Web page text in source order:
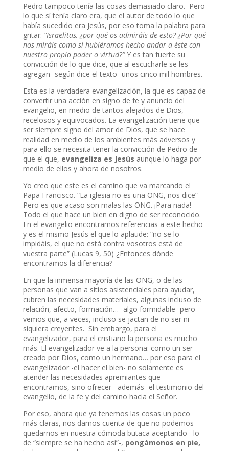
Pedro tampoco tenía las cosas demasiado claro. Pero
lo que sí tenía claro era, que el autor de todo lo que
había sucedido era Jesús, por eso toma la palabra para
gritar: “Israelitas, ¿por qué os admiráis de esto? ¿Por qué
nos miráis como si hubiéramos hecho andar a éste con
nuestro propio poder o virtud?”Y es tan fuerte su
convicción de lo que dice, que al escucharle se les
agregan -según dice el texto- unos cinco mil hombres.
Esta es la verdadera evangelización, la que es capaz de
convertir una acción en signo de fe y anuncio del
evangelio, en medio de tantos alejados de Dios,
recelosos y equivocados. La evangelización tiene que
ser siempre signo del amor de Dios, que se hace
realidad en medio de los ambientes más adversos y
para ello se necesita tener la convicción de Pedro de
que el que, evangeliza es Jesús aunque lo haga por
medio de ellos y ahora de nosotros.
Yo creo que este es el camino que va marcando el
Papa Francisco. “La iglesia no es una ONG, nos dice”
Pero es que acaso son malas las ONG. ¡Para nada!
Todo el que hace un bien en digno de ser reconocido.
En el evangelio encontramos referencias a este hecho
y es el mismo Jesús el que lo aplaude: “no se lo
impidáis, el que no está contra vosotros está de
vuestra parte” (Lucas 9, 50) ¿Entonces dónde
encontramos la diferencia?
En que la inmensa mayoría de las ONG, o de las
personas que van a sitios asistenciales para ayudar,
cubren las necesidades materiales, algunas incluso de
relación, afecto, formación… -algo formidable- pero
vemos que, a veces, incluso se jactan de no ser ni
siquiera creyentes. Sin embargo, para el
evangelizador, para el cristiano la persona es mucho
más. El evangelizador ve a la persona: como un ser
creado por Dios, como un hermano… por eso para el
evangelizador -el hacer el bien- no solamente es
atender las necesidades apremiantes que
encontramos, sino ofrecer –además- el testimonio del
evangelio, de la fe y del camino hacia el Señor.
Por eso, ahora que ya tenemos las cosas un poco
más claras, nos damos cuenta de que no podemos
quedarnos en nuestra cómoda butaca aceptando –lo
de “siempre se ha hecho así”-, pongámonos en pie,